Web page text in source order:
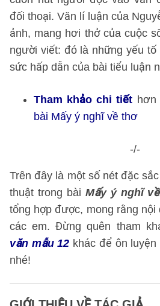
đối thoại. Văn lí luận của
ảnh, mang hơi thở của cuộc
người viết: đó là những yếu
sức hấp dẫn của bài tiểu luận
Tham khảo chi tiết hơn
bài Mấy ý nghĩ về thơ
-/-
Trên đây là một số nét đặc
thuật trong bài Mấy ý nghĩ
tổng hợp được, mong rằng nội
các em. Đừng quên tham
văn mẫu 12 khác để ôn
nhé!